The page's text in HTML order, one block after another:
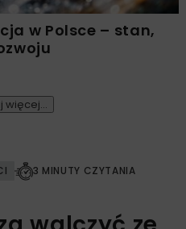
w Polsce – stan,
więcej...
3 MINUTY CZYTANIA